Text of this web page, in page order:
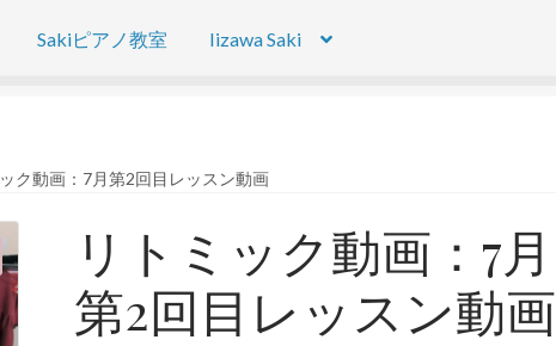
Sakiピアノ教室 Iizawa Saki
ク動画：7月第2回目レッスン動画
リトミック動画：7月
第2回目レッスン動画